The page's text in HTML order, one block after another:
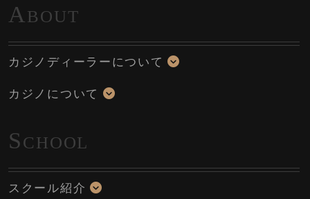
A BOUT
カジノディーラーについて
カジノについて
SCHOOL
スクール紹介